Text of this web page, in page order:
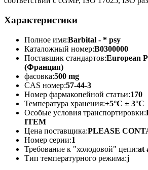
Характеристики
Полное имя:Barbital - * psy
Каталожный номер:B0300000
Поставщик стандартов:European
(Франция)
фасовка:500 mg
CAS номер:57-44-3
Номер фармакопейной статьи:170
Температура хранения:+5°C ± 3°C
Особые условия транспортировки:
ITEM
Цена поставщика:PLEASE
Номер серии:1
Требование к "холодовой" цепи:at
Тип температурного режима:j